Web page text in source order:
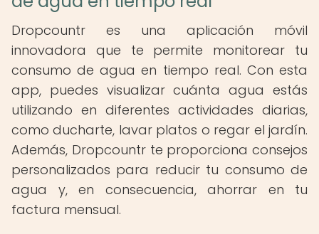
Dropcountr es una aplicación móvil
innovadora que te permite monitorear tu
consumo de agua en tiempo real. Con esta
app, puedes visualizar cuánta agua estás
utilizando en diferentes actividades diarias,
como ducharte, lavar platos o regar el jardín.
Además, Dropcountr te proporciona consejos
personalizados para reducir tu consumo de
agua y, en consecuencia, ahorrar en tu
factura mensual.